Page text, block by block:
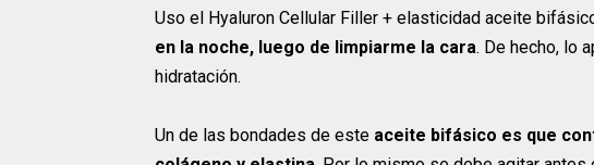
Uso el Hyaluron Cellular Filler + elasticidad aceite
en la noche, luego de limpiarme la cara. De hecho, lo
hidratación.
Un de las bondades de este aceite bifásico es que